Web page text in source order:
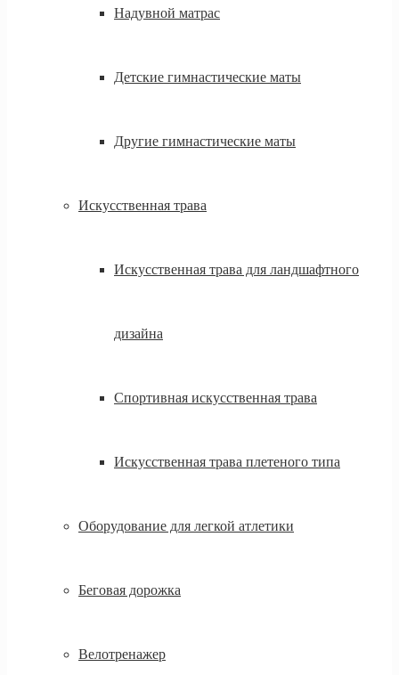
Надувной матрас
Детские гимнастические маты
Другие гимнастические маты
Искусственная трава
Искусственная трава для ландшафтного
дизайна
Спортивная искусственная трава
Искусственная трава плетеного типа
Оборудование для легкой атлетики
Беговая дорожка
Велотренажер